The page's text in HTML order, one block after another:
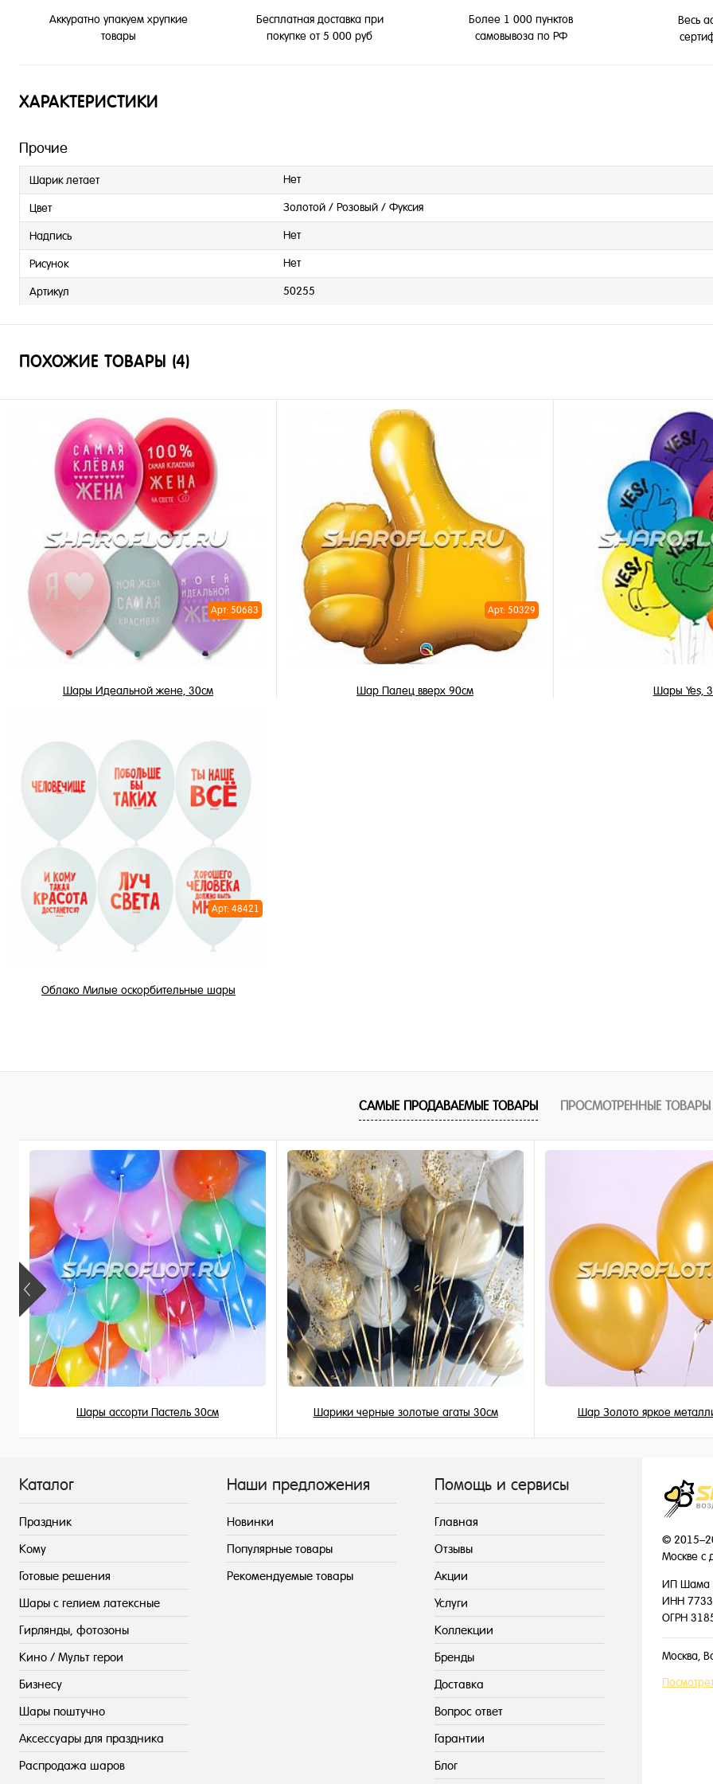
Аккуратно упакуем хрупкие
товары
Бесплатная доставка при
покупке от 5 000 руб
Более 1 000 пунктов
самовывоза по РФ
Весь
ХАРАКТЕРИСТИКИ
Прочие
Шарик летает Нет
Цвет Золотой / Розовый / Фуксия
Надпись Нет
Рисунок Нет
Артикул 50255
ПОХОЖИЕ ТОВАРЫ (4)
Арт: 50683
Шары Идеальной жене, 30см
3 450 ₽
В корзину
Купить в 1 клик
В избранное
В наличии
Арт: 50329
Шар Палец вверх 90см Шары Yes,
Арт: 48421
Облако Милые оскорбительные шары
В избранное
САМЫЕ ПРОДАВАЕМЫЕ ТОВАРЫ ПРОСМОТРЕННЫЕ ТОВАРЫ
Шары ассорти Пастель 30см Шарики черные золотые агаты 30см Шар Золото яркое
Каталог
Праздник
Кому
Готовые решения
Шары с гелием латексные
Гирлянды, фотозоны
Кино / Мульт герои
Бизнесу
Шары поштучно
Аксессуары для праздника
Распродажа шаров
Наши предложения
Новинки
Популярные товары
Рекомендуемые товары
Помощь и сервисы
Главная
Отзывы
Акции
Услуги
Коллекции
Бренды
Доставка
Вопрос ответ
Гарантии
Блог
©
Москве с
ИП Шама
ИНН
ОГРН
Москва,